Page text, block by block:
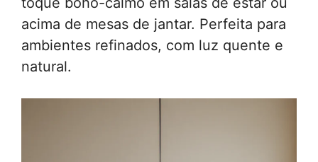
acima de mesas de jantar. Perfeita para
ambientes refinados, com luz quente e
natural.